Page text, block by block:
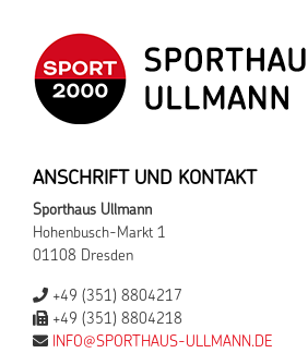
ANSCHRIFT UND KONTAKT
Sporthaus Ullmann
Hohenbusch-Markt 1
01108 Dresden
+49 (351) 8804217
+49 (351) 8804218
INFO@SPORTHAUS-ULLMANN.DE